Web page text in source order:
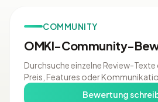
COMMUNITY
OMKI-Community-
Durchsuche einzelne Review-
Preis, Features oder
Bewertung